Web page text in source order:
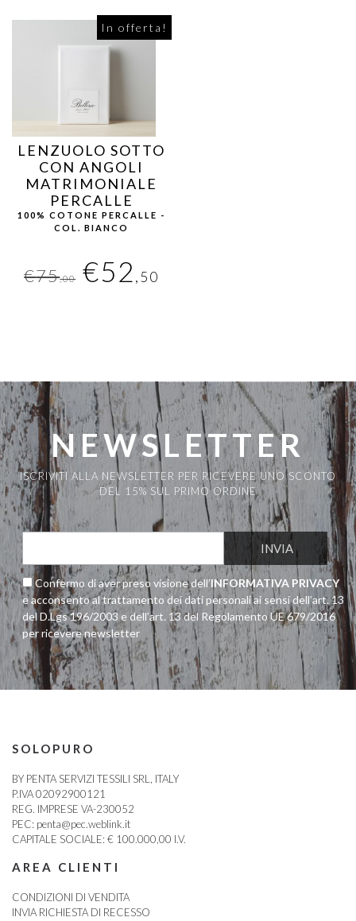
In offerta!
LENZUOLO SOTTO
CON ANGOLI
MATRIMONIALE
PERCALLE
100% COTONE PERCALLE -
COL. BIANCO
€75,00
Il
era:
€75,00.
€52 ,50
è:
€52,50.
NEWSLETTER
ISCRIVITI ALLA NEWSLETTER PER RICEVERE UNO SCONTO
DEL 15% SUL PRIMO ORDINE
Confermo di aver preso visione dell’INFORMATIVA PRIVACY
e acconsento al trattamento dei dati personali ai sensi dell’art. 13
del D.Lgs 196/2003 e dell’art. 13 del Regolamento UE 679/2016
per ricevere newsletter
SOLOPURO
BY PENTA SERVIZI TESSILI SRL, ITALY
P.IVA 02092900121
REG. IMPRESE VA-230052
PEC: penta@pec.weblink.it
CAPITALE SOCIALE: € 100.000,00 I.V.
AREA CLIENTI
CONDIZIONI DI VENDITA
INVIA RICHIESTA DI RECESSO